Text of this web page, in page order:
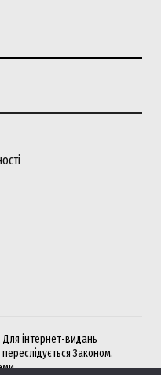
інтернет-видань
Законом.